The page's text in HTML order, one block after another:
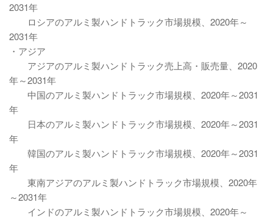
2031年
ロシアのアルミ製ハンドトラック市場規模、2020年～
2031年
・アジア
アジアのアルミ製ハンドトラック売上高・販売量、2020
年～2031年
中国のアルミ製ハンドトラック市場規模、2020年～2031
年
日本のアルミ製ハンドトラック市場規模、2020年～2031
年
韓国のアルミ製ハンドトラック市場規模、2020年～2031
年
東南アジアのアルミ製ハンドトラック市場規模、2020年
～2031年
インドのアルミ製ハンドトラック市場規模、2020年～